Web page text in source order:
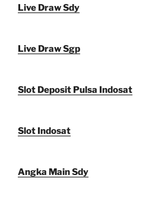
Live Draw Sdy
Live Draw Sgp
Slot Deposit Pulsa Indosat
Slot Indosat
Angka Main Sdy